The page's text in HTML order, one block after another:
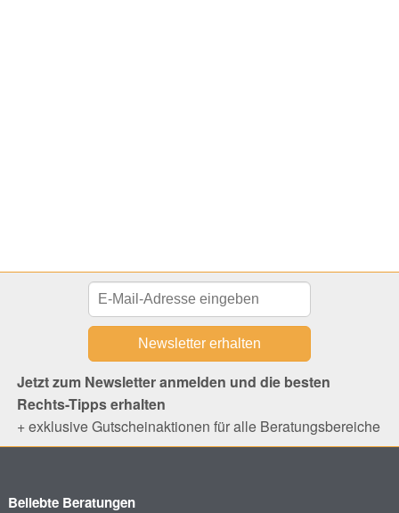
Jetzt zum Newsletter anmelden und die besten
Rechts-Tipps erhalten
+ exklusive Gutscheinaktionen für alle Beratungsbereiche
Beliebte Beratungen